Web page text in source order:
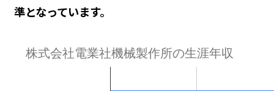
準となっています。